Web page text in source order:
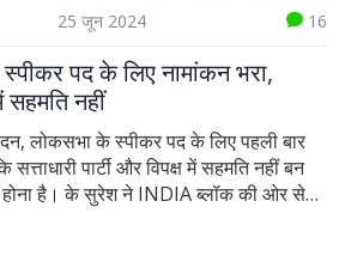
25 जून 2024 16
पद के लिए नामांकन भरा,
नहीं
लोकसभा के स्पीकर पद के लिए पहली बार
सत्ताधारी पार्टी और विपक्ष में सहमति नहीं बन
होना है। के सुरेश ने INDIA ब्लॉक की ओर से
भाजपा पर उनके साथ इस पद पर चर्चा न करने
परंपरागत रूप से लोकसभा स्पीकर और डिप्टी